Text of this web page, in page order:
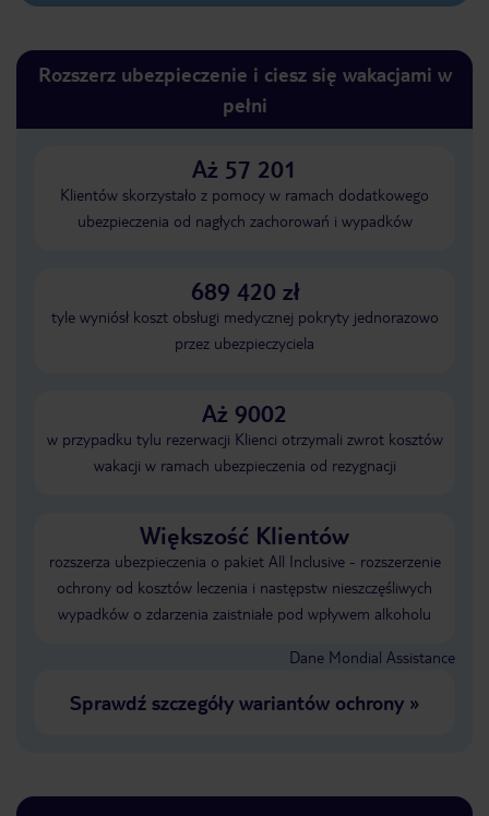
Rozszerz ubezpieczenie i ciesz się wakacjami w
pełni
Aż 57 201
Klientów skorzystało z pomocy w ramach dodatkowego
ubezpieczenia od nagłych zachorowań i wypadków
689 420 zł
tyle wyniósł koszt obsługi medycznej pokryty jednorazowo
przez ubezpieczyciela
Aż 9002
w przypadku tylu rezerwacji Klienci otrzymali zwrot kosztów
wakacji w ramach ubezpieczenia od rezygnacji
Większość Klientów
rozszerza ubezpieczenia o pakiet All Inclusive - rozszerzenie
ochrony od kosztów leczenia i następstw nieszczęśliwych
wypadków o zdarzenia zaistniałe pod wpływem alkoholu
Dane Mondial Assistance
Sprawdź szczegóły wariantów ochrony»